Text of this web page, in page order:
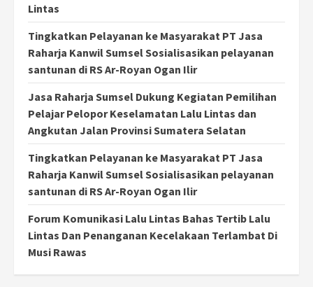
Lintas
Tingkatkan Pelayanan ke Masyarakat PT Jasa
Raharja Kanwil Sumsel Sosialisasikan pelayanan
santunan di RS Ar-Royan Ogan Ilir
Jasa Raharja Sumsel Dukung Kegiatan Pemilihan
Pelajar Pelopor Keselamatan Lalu Lintas dan
Angkutan Jalan Provinsi Sumatera Selatan
Tingkatkan Pelayanan ke Masyarakat PT Jasa
Raharja Kanwil Sumsel Sosialisasikan pelayanan
santunan di RS Ar-Royan Ogan Ilir
Forum Komunikasi Lalu Lintas Bahas Tertib Lalu
Lintas Dan Penanganan Kecelakaan Terlambat Di
Musi Rawas